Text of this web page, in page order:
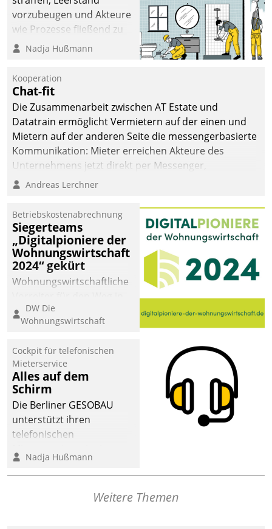
vorzubeugen und Akteure
wie Prozesse fließend zu
vernetzen, nutzt die
Jahresbeginn eine
Überblick, Einsicht und
Eingriff bietende Lösung.
Zur Entwicklung setzte
man auf
Cloudtechnologie,
bewährte und Startup-
agile Projektmethoden.
Nadja Hußmann
Kooperation
Chat-fit
Die Zusammenarbeit zwischen AT Estate und
Datatrain ermöglicht Vermietern auf der einen und
Mietern auf der anderen Seite die messengerbasierte
Kommunikation: Mieter erreichen Akteure des
Unternehmens jetzt direkt per Messenger,
Mitarbeiter oder Dienstleister empfangen oder
Andreas Lerchner
Betriebskostenabrechnung
Siegerteams
„Digitalpioniere der
Wohnungswirtschaft
2024“ gekürt
Wohnungswirtschaftliche
eine digitale Zukunft zu
finden, ist das Ziel des
der
Wohnungswirtschaft“.
Bewerben können sich
dafür ein Team
bestehend aus
Wohnungsunternehmen
und PropTech.
DW Die
Wohnungswirtschaft
Cockpit für telefonischen
Mieterservice
Alles auf dem
Schirm
Die Berliner GESOBAU
unterstützt ihren
telefonischen
digitalen Cockpit, das
situationsbezogen
passende Fragen und
Nadja Hußmann
Weitere Themen